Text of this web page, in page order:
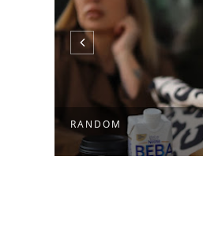
RANDOM